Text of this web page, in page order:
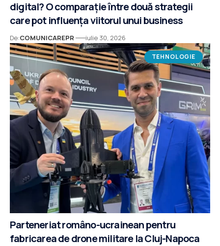
digital? O comparație între două strategii
care pot influența viitorul unui business
De:COMUNICAREPR iulie 30, 2026
TEHNOLOGIE
Parteneriat româno-ucrainean pentru
fabricarea de drone militare la Cluj-Napoca